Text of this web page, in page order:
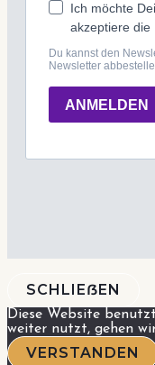
SCHLIEẞEN
Diese Website
weiter nutzt, gehen
VERSTANDEN